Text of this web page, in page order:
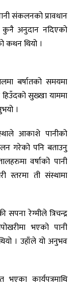
संकलनको प्रावधान
कुनै अनुदान नदिएको
कथन थियो ।
बर्षातको समयमा
सुख्खा याममा
।
आकाशे पानीको
गरेको पनि बताउनु
वर्षाको पानी
स्तरमा ती संस्थामा
सपना रेग्मीले त्रिचन्द्र
भएको पानी
। उहाँले यो अनुभव
भएका कार्यपत्रमाथि